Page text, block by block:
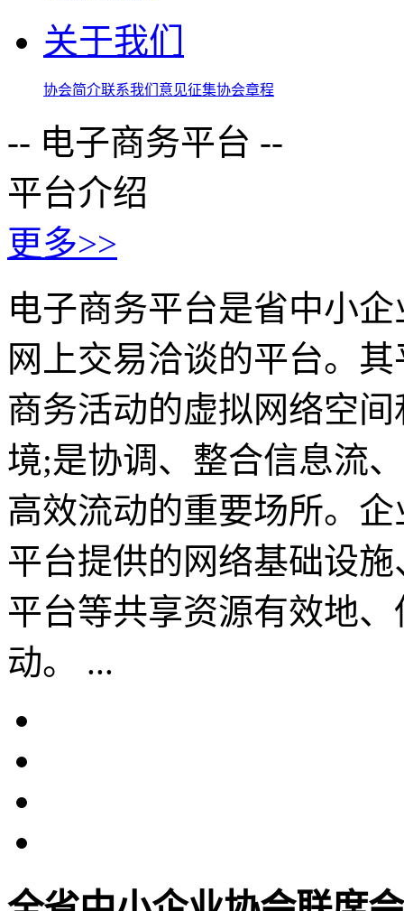
关于我们
协会简介联系我们 意见征集协会章程
-- 电子商务平台 --
平台介绍
更多>>
电子商务平台是省中小
网上交易洽谈的平台。
商务活动的虚拟网络空
境;是协调、整合信息流
高效流动的重要场所。
平台提供的网络基础设
平台等共享资源有效地
动。 ...